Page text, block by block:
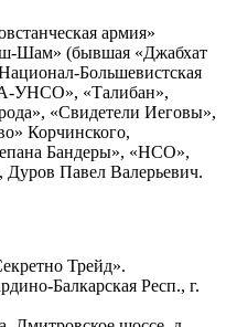
армия»
Шам» (бывшая «Джабхат
Большевистская
УНСО», «Талибан»,
«Свидетели Иеговы»,
Корчинского,
Бандеры», «НСО»,
Павел Валерьевич.
Трейд».
Балкарская Респ., г.